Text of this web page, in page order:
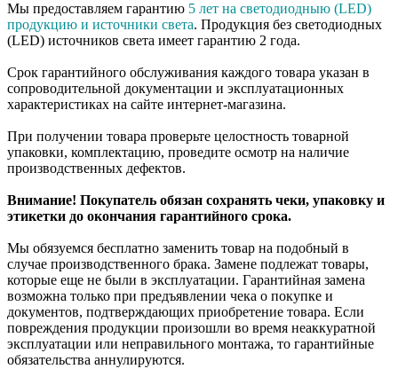
Мы предоставляем гарантию 5 лет на светодиодныю (LED)
продукцию и источники света. Продукция без светодиодных
(LED) источников света имеет гарантию 2 года.
Срок гарантийного обслуживания каждого товара указан в
сопроводительной документации и эксплуатационных
характеристиках на сайте интернет-магазина.
При получении товара проверьте целостность товарной
упаковки, комплектацию, проведите осмотр на наличие
производственных дефектов.
Внимание! Покупатель обязан сохранять чеки, упаковку и
этикетки до окончания гарантийного срока.
Мы обязуемся бесплатно заменить товар на подобный в
случае производственного брака. Замене подлежат товары,
которые еще не были в эксплуатации. Гарантийная замена
возможна только при предъявлении чека о покупке и
документов, подтверждающих приобретение товара. Если
повреждения продукции произошли во время неаккуратной
эксплуатации или неправильного монтажа, то гарантийные
обязательства аннулируются.